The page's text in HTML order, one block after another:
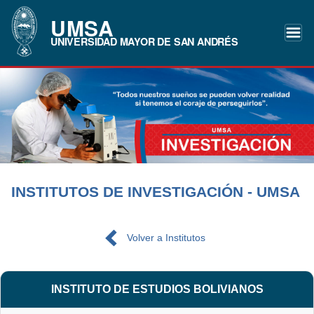
UMSA
UNIVERSIDAD MAYOR DE SAN ANDRÉS
INSTITUTOS DE INVESTIGACIÓN - UMSA
Volver a Institutos
INSTITUTO DE ESTUDIOS BOLIVIANOS